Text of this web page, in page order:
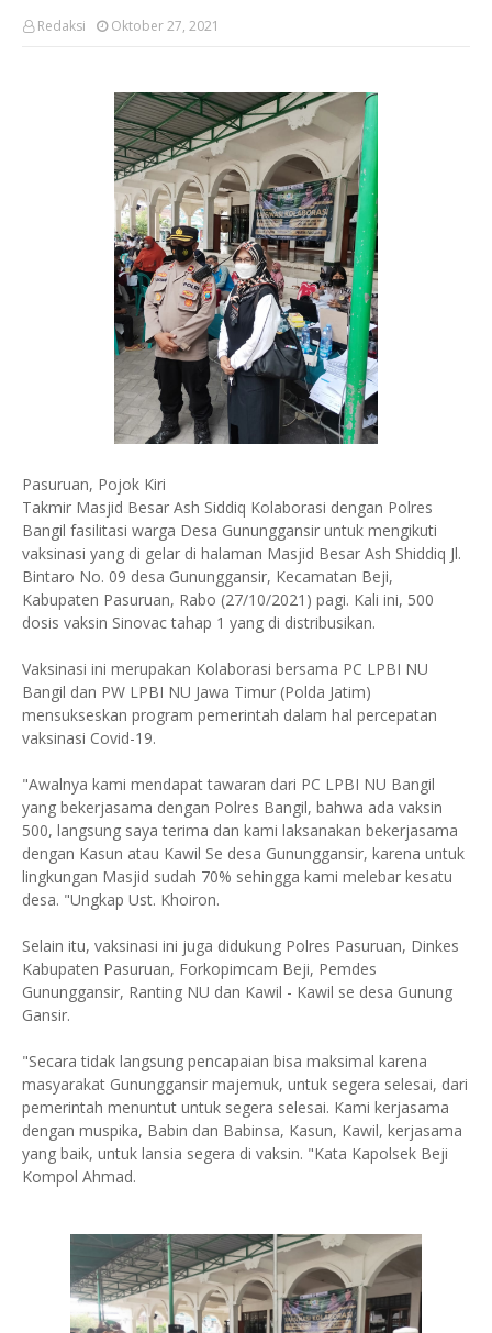
Redaksi Oktober 27, 2021
Pasuruan, Pojok Kiri
Takmir Masjid Besar Ash Siddiq Kolaborasi dengan Polres
Bangil fasilitasi warga Desa Gununggansir untuk mengikuti
vaksinasi yang di gelar di halaman Masjid Besar Ash Shiddiq Jl.
Bintaro No. 09 desa Gununggansir, Kecamatan Beji,
Kabupaten Pasuruan, Rabo (27/10/2021) pagi. Kali ini, 500
dosis vaksin Sinovac tahap 1 yang di distribusikan.
Vaksinasi ini merupakan Kolaborasi bersama PC LPBI NU
Bangil dan PW LPBI NU Jawa Timur (Polda Jatim)
mensukseskan program pemerintah dalam hal percepatan
vaksinasi Covid-19.
"Awalnya kami mendapat tawaran dari PC LPBI NU Bangil
yang bekerjasama dengan Polres Bangil, bahwa ada vaksin
500, langsung saya terima dan kami laksanakan bekerjasama
dengan Kasun atau Kawil Se desa Gununggansir, karena untuk
lingkungan Masjid sudah 70% sehingga kami melebar kesatu
desa. "Ungkap Ust. Khoiron.
Selain itu, vaksinasi ini juga didukung Polres Pasuruan, Dinkes
Kabupaten Pasuruan, Forkopimcam Beji, Pemdes
Gununggansir, Ranting NU dan Kawil - Kawil se desa Gunung
Gansir.
"Secara tidak langsung pencapaian bisa maksimal karena
masyarakat Gununggansir majemuk, untuk segera selesai, dari
pemerintah menuntut untuk segera selesai. Kami kerjasama
dengan muspika, Babin dan Babinsa, Kasun, Kawil, kerjasama
yang baik, untuk lansia segera di vaksin. "Kata Kapolsek Beji
Kompol Ahmad.